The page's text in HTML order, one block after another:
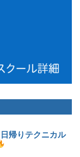
帰りテクニカル